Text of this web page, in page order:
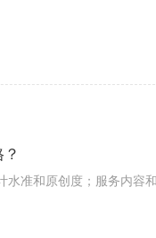
准和原创度；服务内容